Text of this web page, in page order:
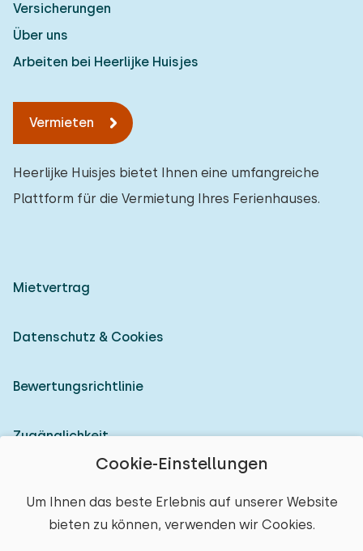
Cookie-Einstellungen
Um Ihnen das beste Erlebnis auf unserer Website
bieten zu können, verwenden wir Cookies.
Versicherungen
Über uns
Arbeiten bei Heerlijke Huisjes
Vermieten
Heerlijke Huisjes bietet Ihnen eine umfangreiche
Plattform für die Vermietung Ihres Ferienhauses.
Mietvertrag
Datenschutz & Cookies
Bewertungsrichtlinie
Zugänglichkeit
© 2026 Heerlijke Huisjes (eingetragene Marke)